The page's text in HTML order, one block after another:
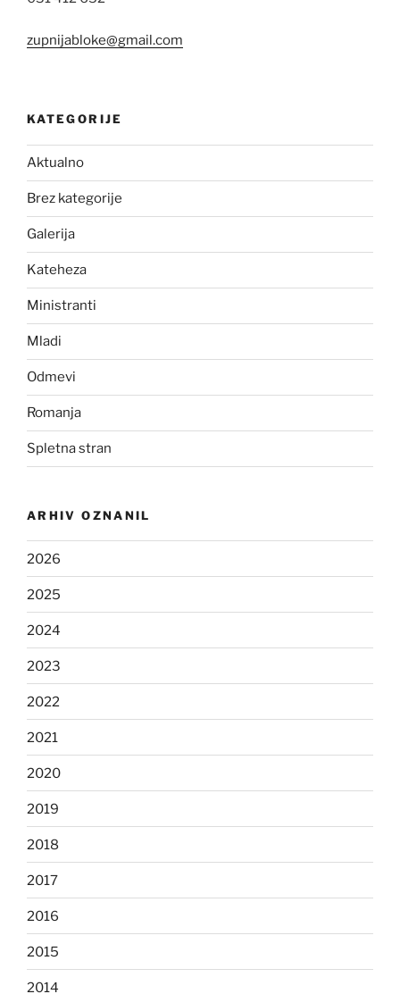
zupnijabloke@gmail.com
KATEGORIJE
Aktualno
Brez kategorije
Galerija
Kateheza
Ministranti
Mladi
Odmevi
Romanja
Spletna stran
ARHIV OZNANIL
2026
2025
2024
2023
2022
2021
2020
2019
2018
2017
2016
2015
2014